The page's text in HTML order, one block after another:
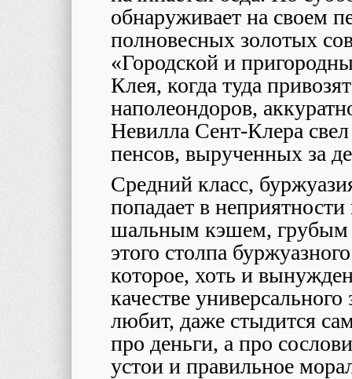
обнаруживает на своем
полновесных золотых
«Городской и
Клея, когда туда
наполеондоров,
Невилла Сент-Клера
пенсов, вырученных за
Средний класс,
попадает в
шальным кэшем, грубым
этого столпа
которое, хоть и
качестве
любит, даже стыдится
про деньги, а про
устои и правильное